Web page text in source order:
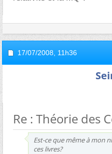
17/07/2008, 11h36
Re : Théorie des
Est-ce que même à mon
ces livres?